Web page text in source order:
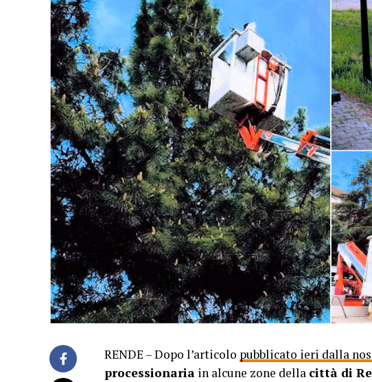
RENDE – Dopo l’articolo pubblicato ieri dalla
processionaria in alcune zone della città di